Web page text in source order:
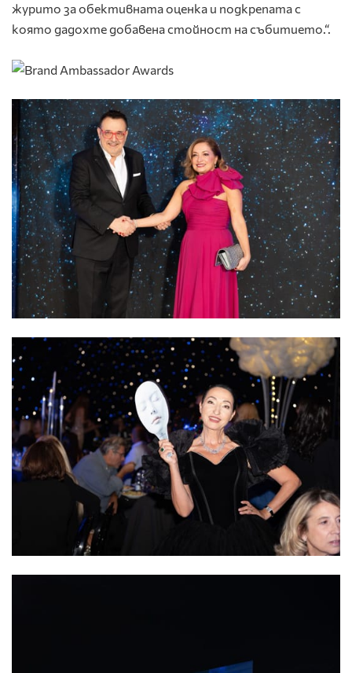
журито за обективната оценка и подкрепата с
която дадохте добавена стойност на събитието.“.